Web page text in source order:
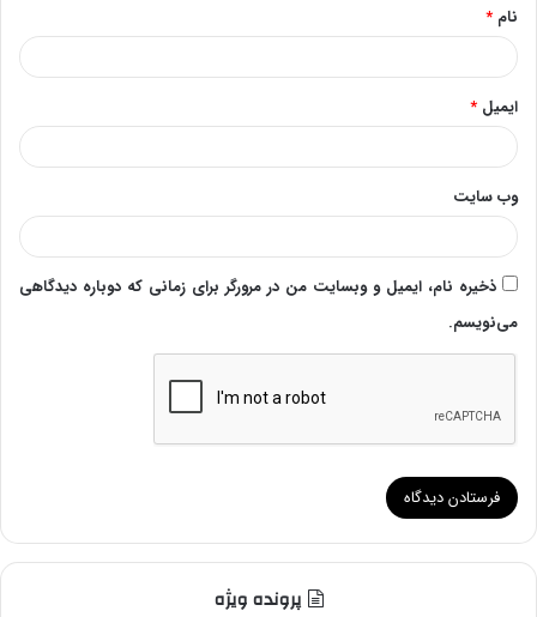
نام *
ایمیل *
وب‌ سایت
ذخیره نام، ایمیل و وبسایت من در مرورگر برای زمانی که دوباره دیدگاهی
می‌نویسم.
پرونده ویژه